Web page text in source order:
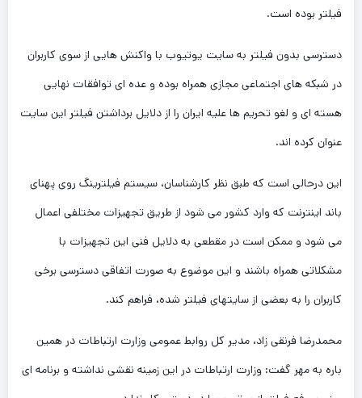
فيلتر بوده است.
دسترسی بدون فيلتر به سايت يوتيوب با واكنش هايی از سوی كاربران
در شبكه های اجتماعی مجازی همراه بوده و عده ای توافقات نهايی
هسته ای و لغو تحريم ها عليه ايران را از دلايل برداشتن فيلتر اين سايت
عنوان كرده اند.
اين درحالی است كه طبق نظر كارشناسان، سيستم فيلترينگ روی پهنای
باند اينترنت كه وارد كشور می شود از طريق تجهيزات مختلفی اعمال
می شود و ممكن است در مقطعی به دلايل فنی اين تجهيزات با
مشكلاتی همراه باشند و اين موضوع به صورت اتفاقی دسترسی برخی
كاربران را به بعضی از سايتهای فيلتر شده، فراهم كند.
محمدرضا فرنقی زاد، مدیر کل روابط عمومی وزارت ارتباطات در همین
باره به مهر گفت: وزارت ارتباطات در این زمینه نقشی نداشته و برنامه ای